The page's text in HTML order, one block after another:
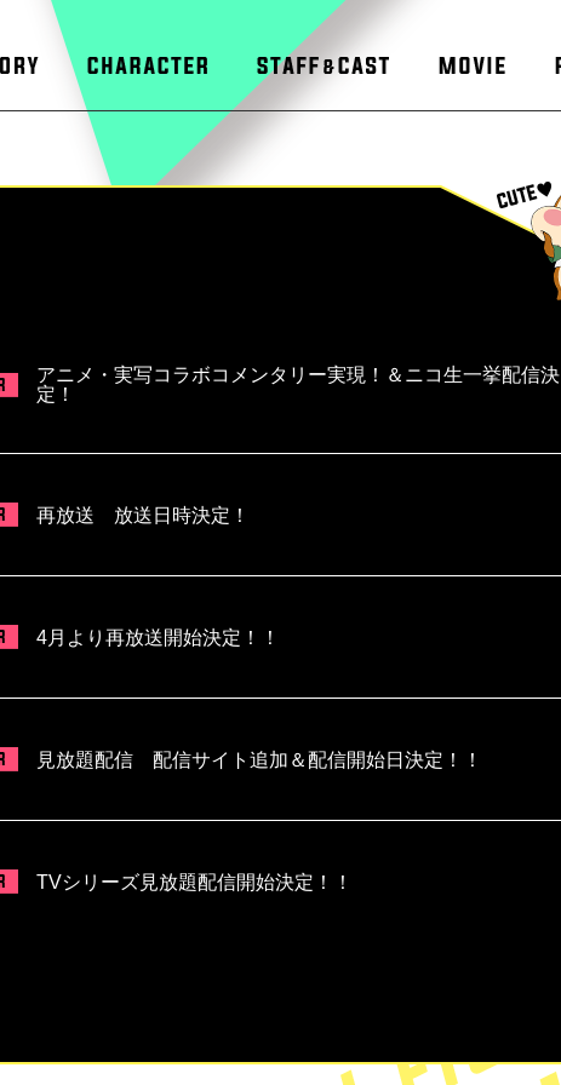
アニメ・実写コラボコメンタリー実現！＆ニコ生一挙配信決
定！
再放送 放送日時決定！
4月より再放送開始決定！！
見放題配信 配信サイト追加＆配信開始日決定！！
TVシリーズ見放題配信開始決定！！